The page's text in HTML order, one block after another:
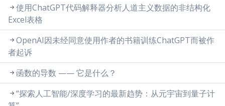
使用ChatGPT代码解释器分析人道主义数据的非结构化
Excel表格
OpenAI因未经同意使用作者的书籍训练ChatGPT而被作
者起诉
函数的导数 —— 它是什么？
“探索人工智能/深度学习的最新趋势：从元宇宙到量子计